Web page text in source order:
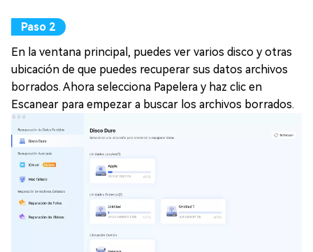
En la ventana principal, puedes ver varios disco y otras
ubicación de que puedes recuperar sus datos archivos
borrados. Ahora selecciona Papelera y haz clic en
Escanear para empezar a buscar los archivos borrados.